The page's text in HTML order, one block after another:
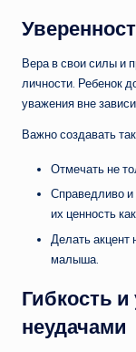
Вера в свои силы и
личности. Ребенок
уважения вне
Важно создавать
Отмечать не
Справедливо и
их ценность
Делать акцент
малыша.
Гибкость
неудачами